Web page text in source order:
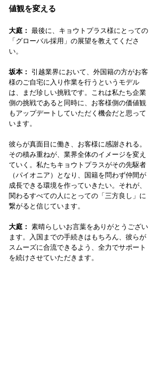
値観を変える
大庭： 最後に、キョウトプラス様にとっての
「グローバル採用」の展望を教えてくださ
い。
坂本：
引越業界において、外国籍の方がお客
様のご自宅に入り作業を行うというモデル
は、まだ珍しい挑戦です。これは私たち企業
側の挑戦であると同時に、お客様側の価値観
もアップデートしていただく機会だと思って
います。
彼らが真面目に働き、お客様に感謝される。
その積み重ねが、業界全体のイメージを変え
ていく。私たちキョウトプラスがその先駆者
（パイオニア）となり、国籍を問わず仲間が
成長できる環境を作っていきたい。それが、
関わるすべての人にとっての「三方良し」に
繋がると信じています。
大庭： 素晴らしいお言葉をありがとうござい
ます。入国までの手続きはもちろん、彼らが
スムーズに合流できるよう、全力でサポート
を続けさせていただきます。